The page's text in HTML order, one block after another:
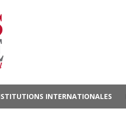
INTERNATIONALES